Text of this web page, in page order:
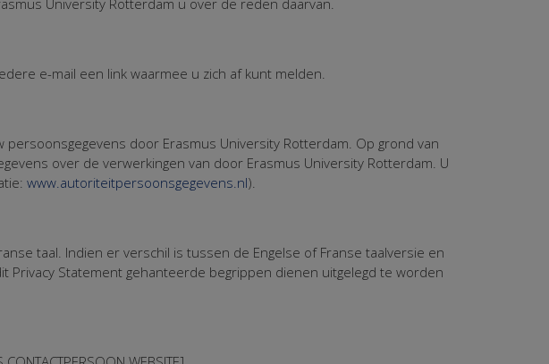
e-mail een link waarmee u zich af kunt melden.
door Erasmus University Rotterdam. Op grond van
over de verwerkingen van door Erasmus University Rotterdam. U
www.autoriteitpersoonsgegevens.nl).
taal. Indien er verschil is tussen de Engelse of Franse taalversie en
Privacy Statement gehanteerde begrippen dienen uitgelegd te worden